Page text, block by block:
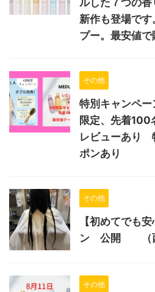
新作も登場で
プー。最安値で
その他
特別キャンペ
限定、先着100
レビューあり
ポンあり
その他
【初めてでも
ン 公開 （西
その他